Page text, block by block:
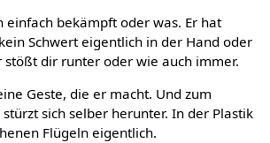
einfach bekämpft oder was. Er hat
Schwert eigentlich in der Hand oder
stößt dir runter oder wie auch immer.
Geste, die er macht. Und zum
sich selber herunter. In der Plastik
Flügeln eigentlich.